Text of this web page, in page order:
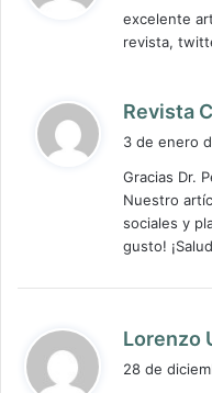
excelente
revista,
Revista
3 de enero
Gracias Dr.
Nuestro
sociales y
gusto!
Lorenzo
28 de